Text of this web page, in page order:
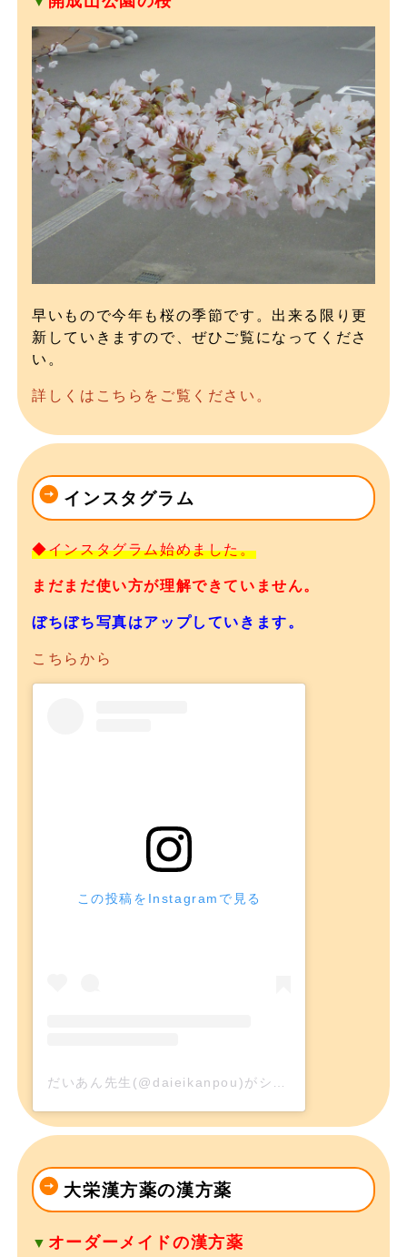
早いもので今年も桜の季節です。出来る限り更
新していきますので、ぜひご覧になってくださ
い。
詳しくはこちらをご覧ください。
インスタグラム
◆インスタグラム始めました。
まだまだ使い方が理解できていません。
ぼちぼち写真はアップしていきます。
こちらから
この投稿をInstagramで見る
大栄漢方薬の漢方薬
▼ オーダーメイドの漢方薬